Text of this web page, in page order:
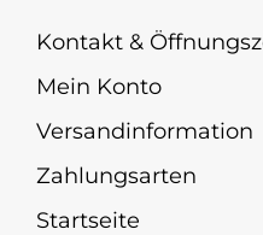
Kontakt &
Mein Konto
Versandinformation
Zahlungsarten
Startseite